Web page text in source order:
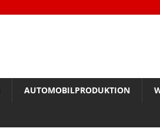
AUTOMOBILPRODUKTION